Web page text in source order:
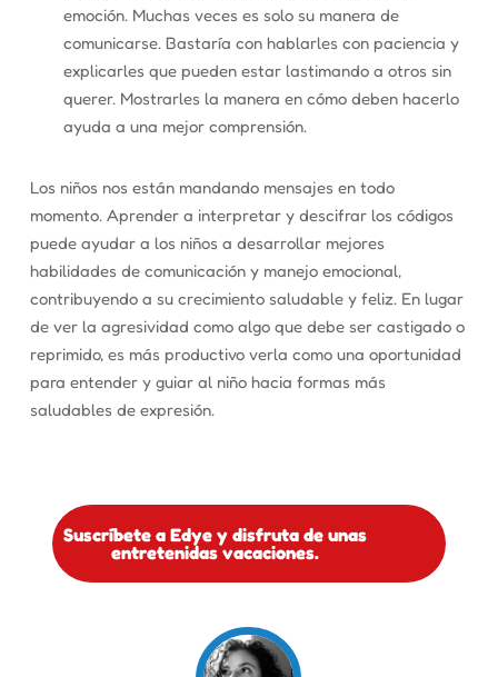
emoción. Muchas veces es solo su manera de
comunicarse. Bastaría con hablarles con paciencia y
explicarles que pueden estar lastimando a otros sin
querer. Mostrarles la manera en cómo deben hacerlo
ayuda a una mejor comprensión.
Los niños nos están mandando mensajes en todo
momento. Aprender a interpretar y descifrar los códigos
puede ayudar a los niños a desarrollar mejores
habilidades de comunicación y manejo emocional,
contribuyendo a su crecimiento saludable y feliz. En lugar
de ver la agresividad como algo que debe ser castigado o
reprimido, es más productivo verla como una oportunidad
para entender y guiar al niño hacia formas más
saludables de expresión.
Suscríbete a Edye y disfruta de unas
entretenidas vacaciones.